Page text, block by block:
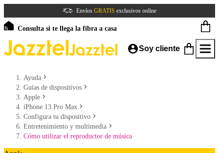
Envíos GRATIS exclusivos online
Consulta si te llega la fibra a casa
Soy cliente
Ayuda
Guías de dispositivos
Apple
iPhone 13 Pro Max
Configura tu dispositivo
Entretenimiento y multimedia
Cómo utilizar el reproductor de música